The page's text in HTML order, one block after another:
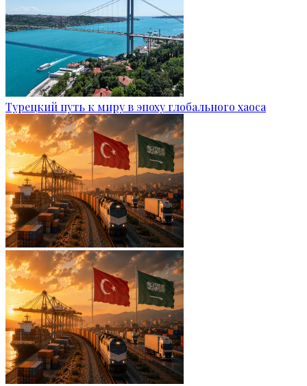
Турецкий путь к миру в эпоху глобального хаоса